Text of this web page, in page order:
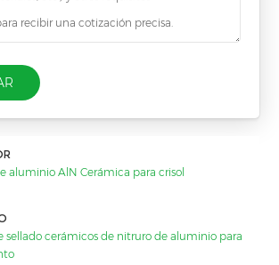
aluminio AlN Cerámica para crisol
sellado cerámicos de nitruro de aluminio para